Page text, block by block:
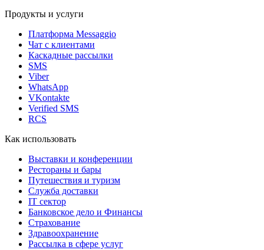
Продукты и услуги
Платформа Messaggio
Чат с клиентами
Каскадные рассылки
SMS
Viber
WhatsApp
VKontakte
Verified SMS
RCS
Как использовать
Выставки и конференции
Рестораны и бары
Путешествия и туризм
Служба доставки
IT сектор
Банковское дело и Финансы
Страхование
Здравоохранение
Рассылка в сфере услуг